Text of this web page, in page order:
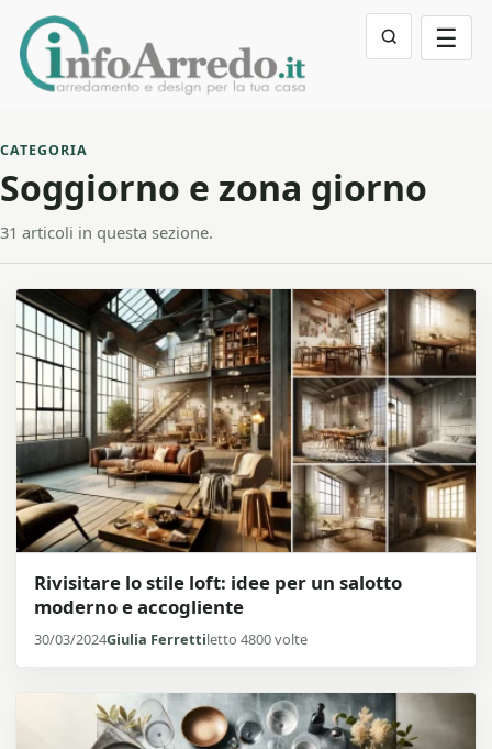
☰
CATEGORIA
Soggiorno e zona giorno
31 articoli in questa sezione.
Rivisitare lo stile loft: idee per un salotto
moderno e accogliente
30/03/2024Giulia Ferrettiletto 4800 volte